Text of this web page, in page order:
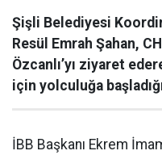
Şişli Belediyesi
Resül Emrah Şahan,
Özcanlı’yı ziyaret
için yolculuğa
İBB Başkanı Ekrem